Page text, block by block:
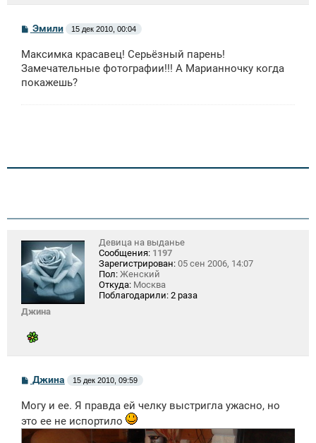
С
б
щ
н
Эмили 15 дек 2010, 00:04
Максимка красавец! Серьёзный парень!
Замечательные фотографии!!! А Марианночку когда
покажешь?
Джина
Девица на выданье
Сообщения: 1197
Зарегистрирован: 05 сен 2006, 14:07
Пол: Женский
Откуда: Москва
Поблагодарили: 2 раза
С
о
б
щ
е
н
Джина 15 дек 2010, 09:59
Могу и ее. Я правда ей челку выстригла ужасно, но
это ее не испортило